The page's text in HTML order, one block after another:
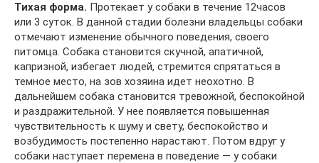
Тихая форма. Протекает у собаки в течение 12часов
или 3 суток. В данной стадии болезни владельцы собаки
отмечают изменение обычного поведения, своего
питомца. Собака становится скучной, апатичной,
капризной, избегает людей, стремится спрятаться в
темное место, на зов хозяина идет неохотно. В
дальнейшем собака становится тревожной, беспокойной
и раздражительной. У нее появляется повышенная
чувствительность к шуму и свету, беспокойство и
возбудимость постепенно нарастают. Потом вдруг у
собаки наступает перемена в поведение — у собаки